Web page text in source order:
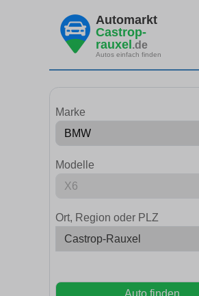
Automarkt
Castrop-
rauxel .de
Autos einfach finden
Marke
Modelle
Ort, Region oder PLZ
Auto finden